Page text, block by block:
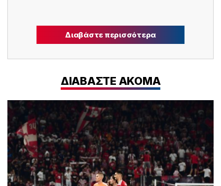
Διαβάστε περισσότερα
ΔΙΑΒΑΣΤΕ ΑΚΟΜΑ